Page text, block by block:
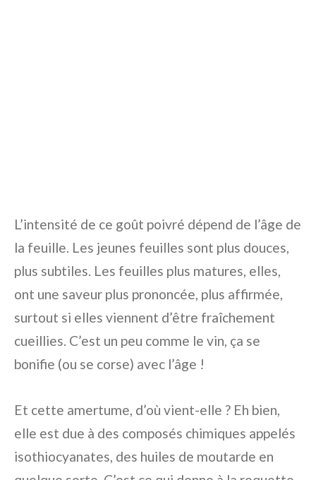
L’intensité de ce goût poivré dépend de l’âge de
la feuille. Les jeunes feuilles sont plus douces,
plus subtiles. Les feuilles plus matures, elles,
ont une saveur plus prononcée, plus affirmée,
surtout si elles viennent d’être fraîchement
cueillies. C’est un peu comme le vin, ça se
bonifie (ou se corse) avec l’âge !
Et cette amertume, d’où vient-elle ? Eh bien,
elle est due à des composés chimiques appelés
isothiocyanates, des huiles de moutarde en